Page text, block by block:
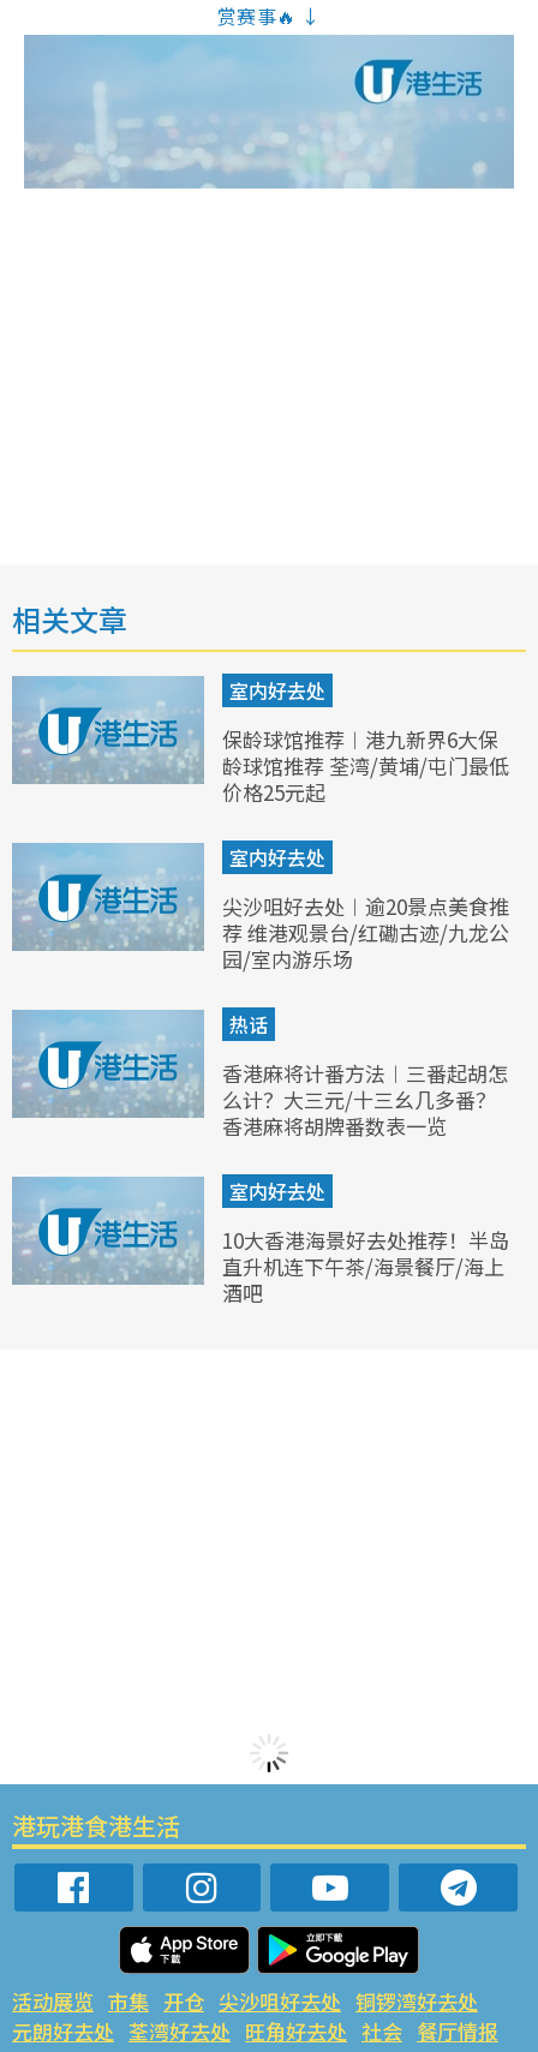
赏赛事🔥 ↓
相关文章
室内好去处
保龄球馆推荐︱港九新界6大保
龄球馆推荐 荃湾/黄埔/屯门最低
价格25元起
室内好去处
尖沙咀好去处︱逾20景点美食推
荐 维港观景台/红磡古迹/九龙公
园/室内游乐场
热话
香港麻将计番方法︱三番起胡怎
么计？大三元/十三幺几多番？
香港麻将胡牌番数表一览
室内好去处
10大香港海景好去处推荐！半岛
直升机连下午茶/海景餐厅/海上
酒吧
港玩港食港生活
活动展览 市集 开仓 尖沙咀好去处 铜锣湾好去处
元朗好去处 荃湾好去处 旺角好去处 社会 餐厅情报